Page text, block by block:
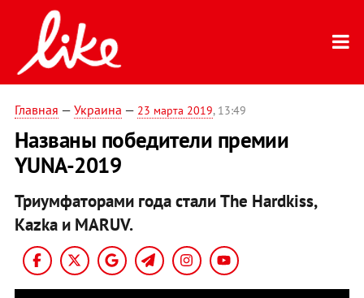
Главная — Украина — 23 марта 2019, 13:49
Названы победители премии
YUNA-2019
Триумфаторами года стали The Hardkіss,
Kazka и MARUV.